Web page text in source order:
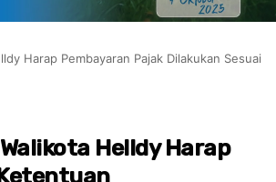
Harap Pembayaran Pajak Dilakukan Sesuai
Helldy Harap